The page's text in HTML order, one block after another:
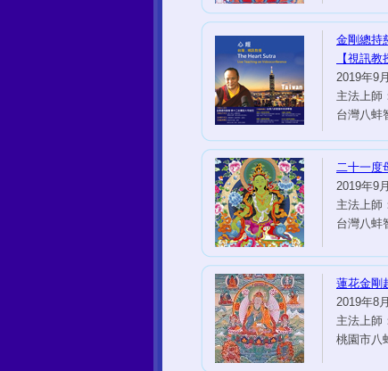
金剛總持
【視訊教
2019年9
主法上師
台灣八蚌
二十一度
2019年9
主法上
台灣八蚌
蓮花金剛
2019年8
主法上
桃園市八